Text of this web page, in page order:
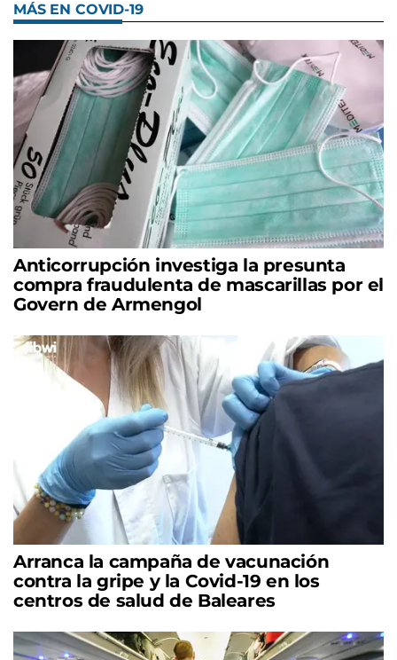
MÁS EN COVID-19
Anticorrupción investiga la presunta
compra fraudulenta de mascarillas por el
Govern de Armengol
Arranca la campaña de vacunación
contra la gripe y la Covid-19 en los
centros de salud de Baleares